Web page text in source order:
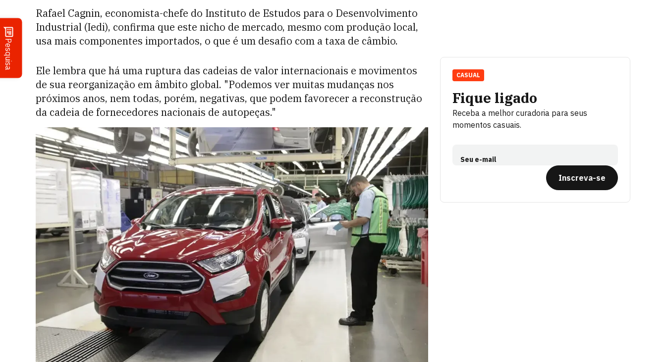
Pesquisa
Rafael Cagnin, economista-chefe do Instituto de Estudos para o Desenvolvimento
Industrial (Iedi), confirma que este nicho de mercado, mesmo com produção local,
usa mais componentes importados, o que é um desafio com a taxa de câmbio.
Ele lembra que há uma ruptura das cadeias de valor internacionais e movimentos
de sua reorganização em âmbito global. "Podemos ver muitas mudanças nos
próximos anos, nem todas, porém, negativas, que podem favorecer a reconstrução
da cadeia de fornecedores nacionais de autopeças."
Fique ligado
Receba a melhor curadoria para seus
momentos casuais.
Seu e-mail
Inscreva-se
CASUAL